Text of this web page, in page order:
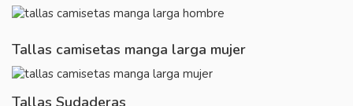
Tallas camisetas manga larga mujer
Tallas Sudaderas